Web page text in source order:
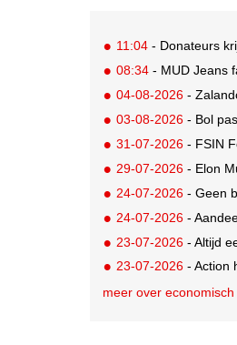
11:04 - Donateurs
08:34 - MUD Jeans
04-08-2026 -
03-08-2026 - Bol
31-07-2026 - FSIN
29-07-2026 - Elon
24-07-2026 - Geen
24-07-2026 -
23-07-2026 - Altijd
23-07-2026 - Action
meer over economisch